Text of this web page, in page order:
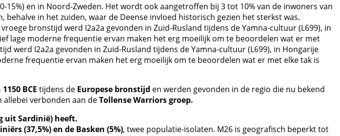
en in Noord-Zweden. Het wordt ook aangetroffen bij 3 tot 10% van de inwoners van
in het zuiden, waar de Deense invloed historisch gezien het sterkst was.
bronstijd werd I2a2a gevonden in Zuid-Rusland tijdens de Yamna-cultuur (L699), in
lage moderne frequentie ervan maken het erg moeilijk om te beoordelen wat er met
werd I2a2a gevonden in Zuid-Rusland tijdens de Yamna-cultuur (L699), in Hongarije
frequentie ervan maken het erg moeilijk om te beoordelen wat er met elke tak is
BCE tijdens de Europese bronstijd en werden gevonden in de regio die nu bekend
allebei verbonden aan deTollense Warriors groep.
uit Sardinië) heeft.
(37,5%) en de Basken (5%), twee populatie-isolaten. M26 is geografisch beperkt tot